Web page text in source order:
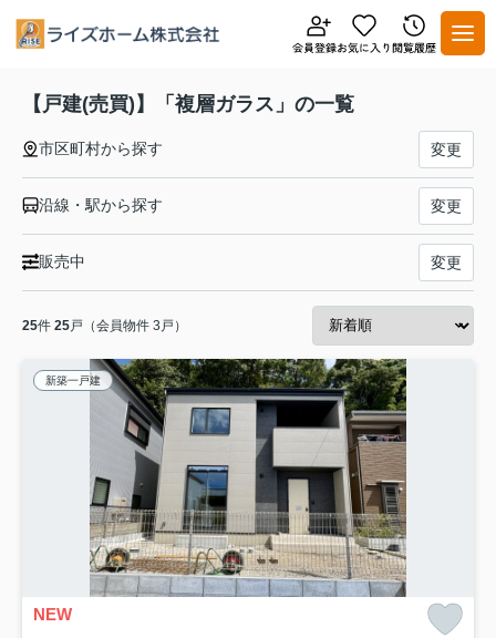
【戸建(売買)】「複層ガラス」の一覧
市区町村から探す 変更
沿線・駅から探す 変更
販売中 変更
25件 25戸（会員物件 3戸）
新築一戸建
NEW